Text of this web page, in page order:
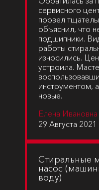
сервисного
провел
объяснил, что
подшипники.
работы
износились.
устроила.
инструментом,
новые.
Елена Ивановна
29 Августа 2021
Cтиральные
насос
воду)